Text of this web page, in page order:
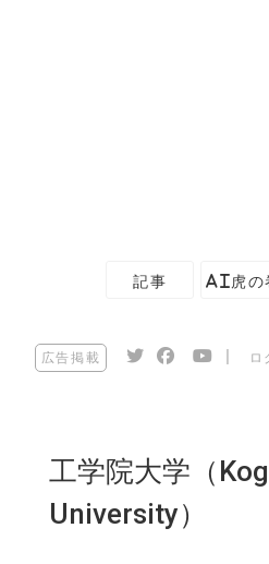
記事 AI虎の
広告掲載 ロ
工学院大学（
University）